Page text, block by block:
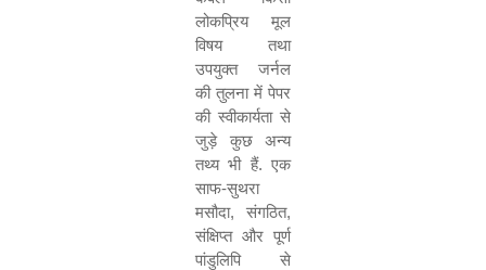
लोकप्रिय मूल
विषय तथा
उपयुक्त जर्नल
की तुलना में पेपर
की स्वीकार्यता से
जुड़े कुछ अन्य
तथ्य भी हैं. एक
साफ-सुथरा
मसौदा, संगठित,
संक्षिप्त और पूर्ण
पांडुलिपि से